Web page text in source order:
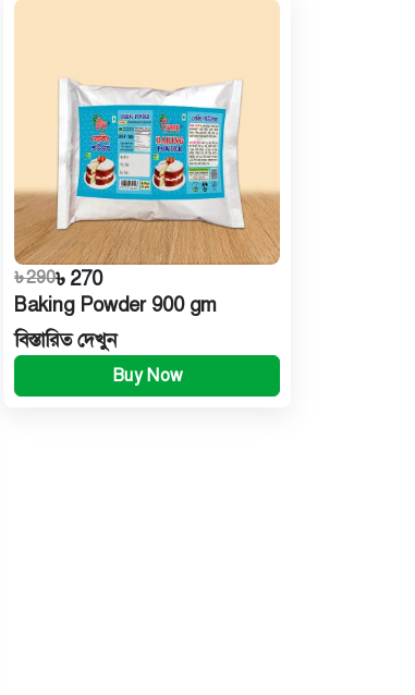
৳ 290৳ 270
Baking Powder 900 gm
বিস্তারিত দেখুন
Buy Now